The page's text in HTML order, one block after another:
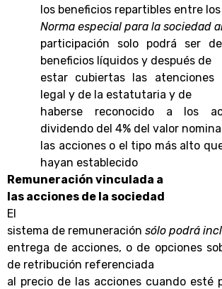
los beneficios repartibles entre
Norma especial para la sociedad
participación solo podrá ser
beneficios líquidos y después de
estar cubiertas las atenciones
legal y de la estatutaria y de
haberse reconocido a los
dividendo del 4% del valor
las acciones o el tipo más alto
hayan establecido
Remuneración vinculada a
las acciones de la sociedad
El
sistema de remuneración sólo podrá
entrega de acciones, o de opciones
de retribución referenciada
al precio de las acciones cuando esté